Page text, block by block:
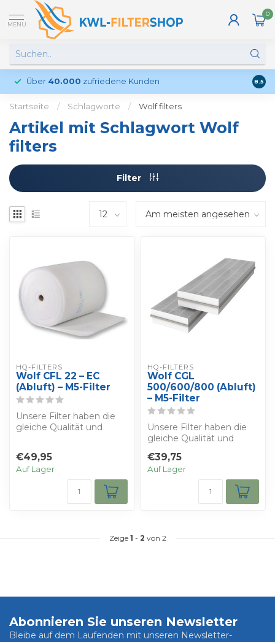
MENU
0
Über 40.000 zufriedene Kunden 8.5
Startseite / Schlagworte / Wolf filters
Artikel mit Schlagwort Wolf
filters
Filter
HQ-FILTERS
Wolf CFL 22 – EC
(Abluft) – M5-Filter
Unsere Filter haben die
gleiche Qualität und
€49,95
Auf Lager
HQ-FILTERS
Wolf CGL
500/600/800 (Abluft)
– M5-Filter
Unsere Filter haben die
gleiche Qualität und
Filter, die d...
€39,75
Auf Lager
Zeige 1 - 2 von 2
Abonnieren Sie unseren Newsletter
Bleibe auf dem Laufenden mit unseren Newsletter-